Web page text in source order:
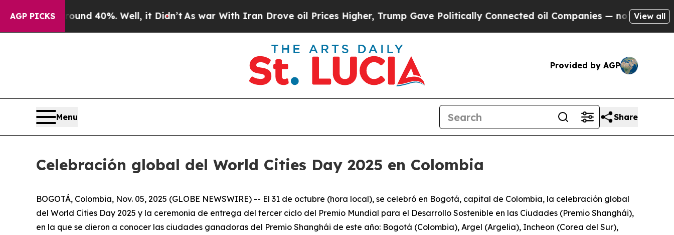
AGP PICKS
Around 40%. Well, it Didn’tAs war With Iran Drove oil Prices Higher, Trump Gave Politically Connected oil Companies — not Taxpayers —
View all
Provided by AGP
Menu Share
Celebración global del World Cities Day 2025 en Colombia
BOGOTÁ, Colombia, Nov. 05, 2025 (GLOBE NEWSWIRE) -- El 31 de octubre (hora local), se celebró en Bogotá, capital de Colombia, la celebración global
del World Cities Day 2025 y la ceremonia de entrega del tercer ciclo del Premio Mundial para el Desarrollo Sostenible en las Ciudades (Premio Shanghái),
en la que se dieron a conocer las ciudades ganadoras del Premio Shanghái de este año: Bogotá (Colombia), Argel (Argelia), Incheon (Corea del Sur),